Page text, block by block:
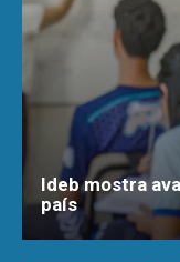
Ideb mostra
país